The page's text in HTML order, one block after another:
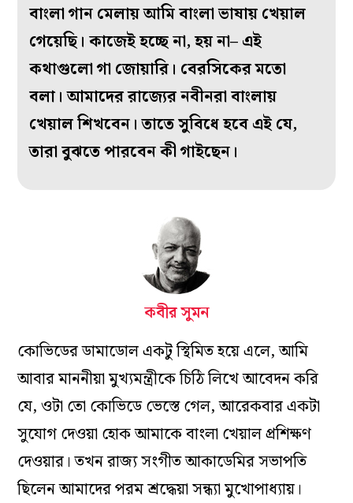
বাংলা গান মেলায় আমি বাংলা ভাষায় খেয়াল
গেয়েছি। কাজেই হচ্ছে না, হয় না– এই
কথাগুলো গা জোয়ারি। বেরসিকের মতো
বলা। আমাদের রাজ্যের নবীনরা বাংলায়
খেয়াল শিখবেন। তাতে সুবিধে হবে এই যে,
তারা বুঝতে পারবেন কী গাইছেন।
কবীর সুমন
কোভিডের ডামাডোল একটু স্থিমিত হয়ে এলে, আমি
আবার মাননীয়া মুখ্যমন্ত্রীকে চিঠি লিখে আবেদন করি
যে, ওটা তো কোভিডে ভেস্তে গেল, আরেকবার একটা
সুযোগ দেওয়া হোক আমাকে বাংলা খেয়াল প্রশিক্ষণ
দেওয়ার। তখন রাজ্য সংগীত আকাডেমির সভাপতি
ছিলেন আমাদের পরম শ্রদ্ধেয়া সন্ধ্যা মুখোপাধ্যায়।